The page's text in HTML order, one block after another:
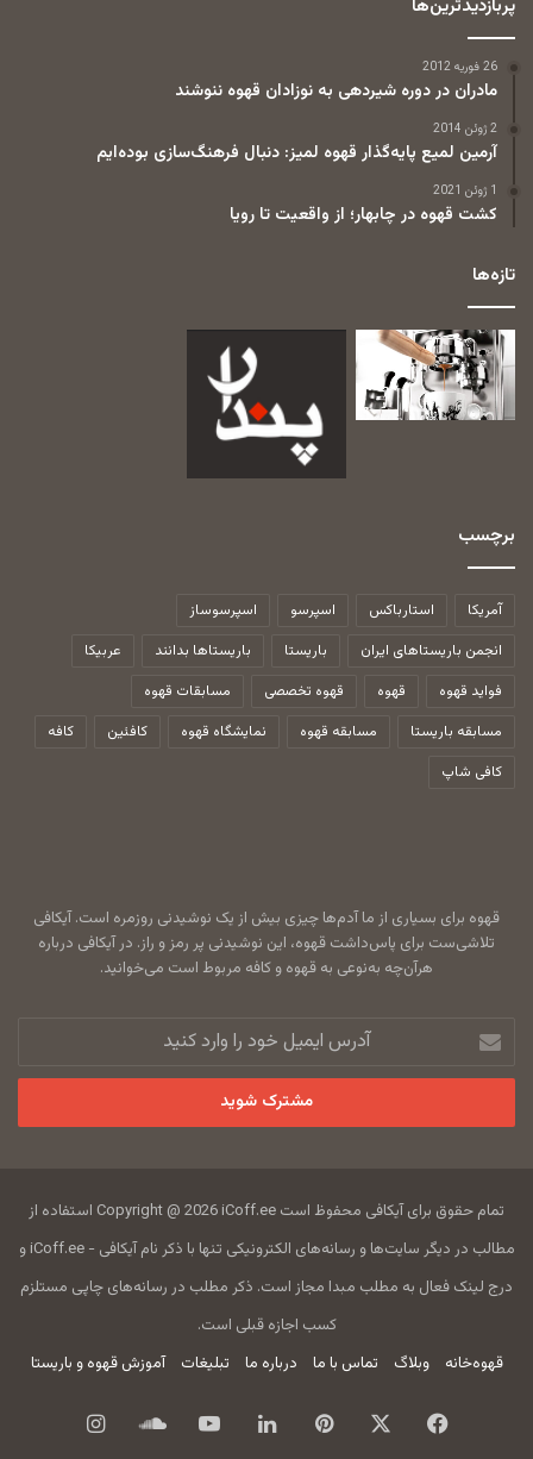
پربازدیدترین‌ها
26 فوریه 2012
مادران در دوره شیردهی به نوزادان قهوه ننوشند
2 ژوئن 2014
آرمین لمیع پایه‌گذار قهوه لمیز: دنبال فرهنگ‌سازی بوده‌ایم
1 ژوئن 2021
کشت قهوه در چابهار؛ از واقعیت تا رویا
تازه‌ها
برچسب
آمریکا استارباکس اسپرسو
اسپرسوساز
انجمن باریستاهای ایران
باریستا باریستاها بدانند
عربیکا
فواید قهوه
قهوه قهوه تخصصی
مسابقات قهوه
مسابقه باریستا
مسابقه قهوه نمایشگاه قهوه کافئین
کافه
کافی شاپ
قهوه برای بسیاری از ما آدم‌ها چیزی بیش از یک نوشیدنی روزمره است. آیکافی
تلاشی‌ست برای پاس‌داشت قهوه، این نوشیدنی پر رمز و راز. در آیکافی درباره
هرآن‌چه به‌نوعی به قهوه و کافه مربوط است می‌خوانید.
آدرس
ایمیل
خود
وارد
تمام حقوق برای آیکافی محفوظ است Copyright @ 2026 iCoff.ee استفاده از
مطالب در دیگر سایت‌ها و رسانه‌های الکترونیکی تنها با ذکر نام آیکافی - iCoff.ee و
درج لینک فعال به مطلب مبدا مجاز است. ذکر مطلب در رسانه‌های چاپی مستلزم
کسب اجازه قبلی است.
قهوه‌خانه
وبلاگ تماس با ما درباره ما تبلیغات آموزش قهوه و باریستا
فیس ‫پین‌ترست لینکدین یوتیوبساند